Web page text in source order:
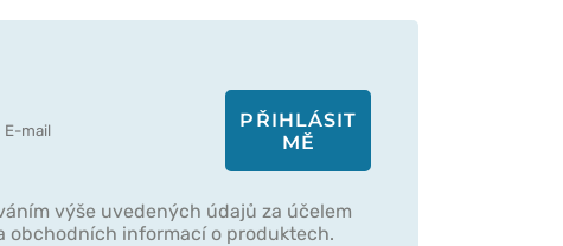
PŘIHLÁSIT
MĚ
výše uvedených údajů za účelem
obchodních informací o produktech.